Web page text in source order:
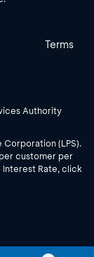
Terms
Authority
Corporation (LPS).
customer per
Interest Rate, click